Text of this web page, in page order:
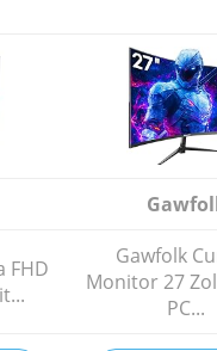
FHD
Gawfolk
Monitor 27
PC...